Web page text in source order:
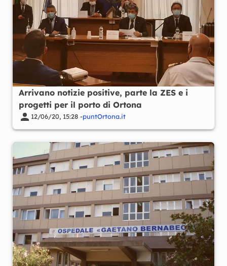
Arrivano notizie positive, parte la ZES e i
progetti per il porto di Ortona
12/06/20, 15:28 -puntOrtona.it